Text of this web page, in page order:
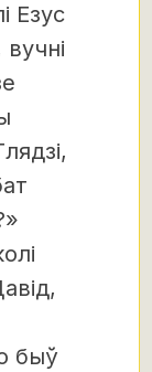
Езус
быў